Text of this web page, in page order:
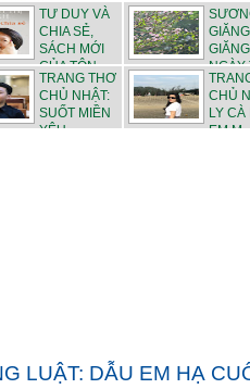
TƯ DUY VÀ
CHIA SẺ,
SÁCH MỚI
CỦA TÔN...
GIĂNG
GIĂNG
NGÀY
Thơ Xu...
TRANG THƠ
CHỦ NHẬT:
SUỐT MIỀN
YÊU -...
CHỦ
LY CÀ
EM
LUẬT: DẪU EM HẠ